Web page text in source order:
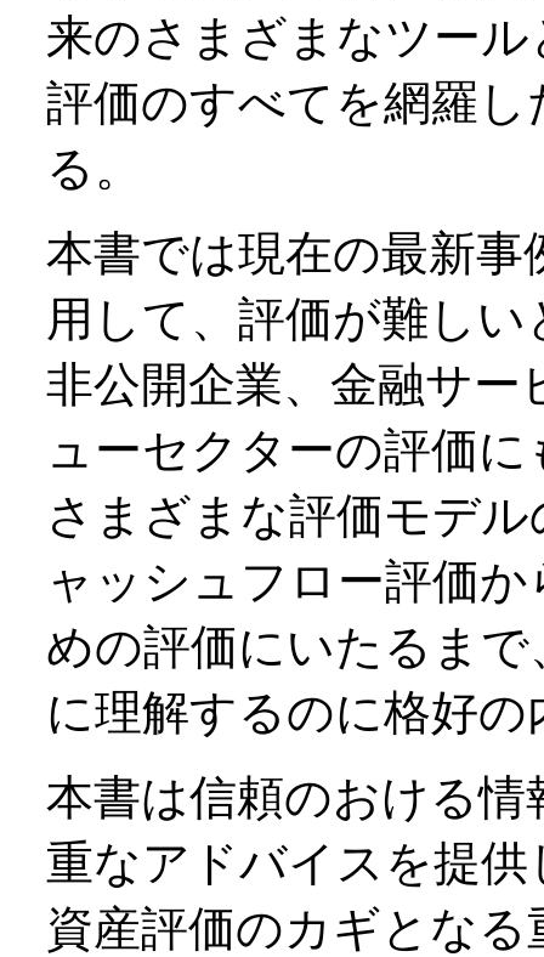
来のさまざまなツー
評価のすべてを網羅
る。
本書では現在の最新
用して、評価が難し
非公開企業、金融サ
ューセクターの評価
さまざまな評価モデ
ャッシュフロー評価
めの評価にいたるま
に理解するのに格好の
本書は信頼のおける
重なアドバイスを提
資産評価のカギとな